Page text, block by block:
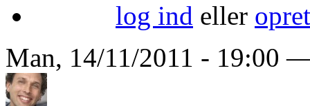
log ind eller
Man, 14/11/2011 - 19:00